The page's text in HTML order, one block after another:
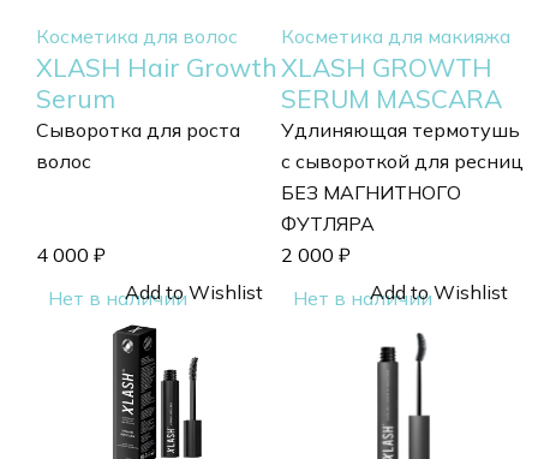
Косметика для волос
XLASH Hair Growth
Serum
Сыворотка для роста
волос
4 000 ₽
Косметика для макияжа
XLASH GROWTH
SERUM MASCARA
Удлиняющая термотушь
c сывороткой для ресниц
БЕЗ МАГНИТНОГО
ФУТЛЯРА
2 000 ₽
Нет в наличииAdd to Wishlist Нет в наличииAdd to Wishlist